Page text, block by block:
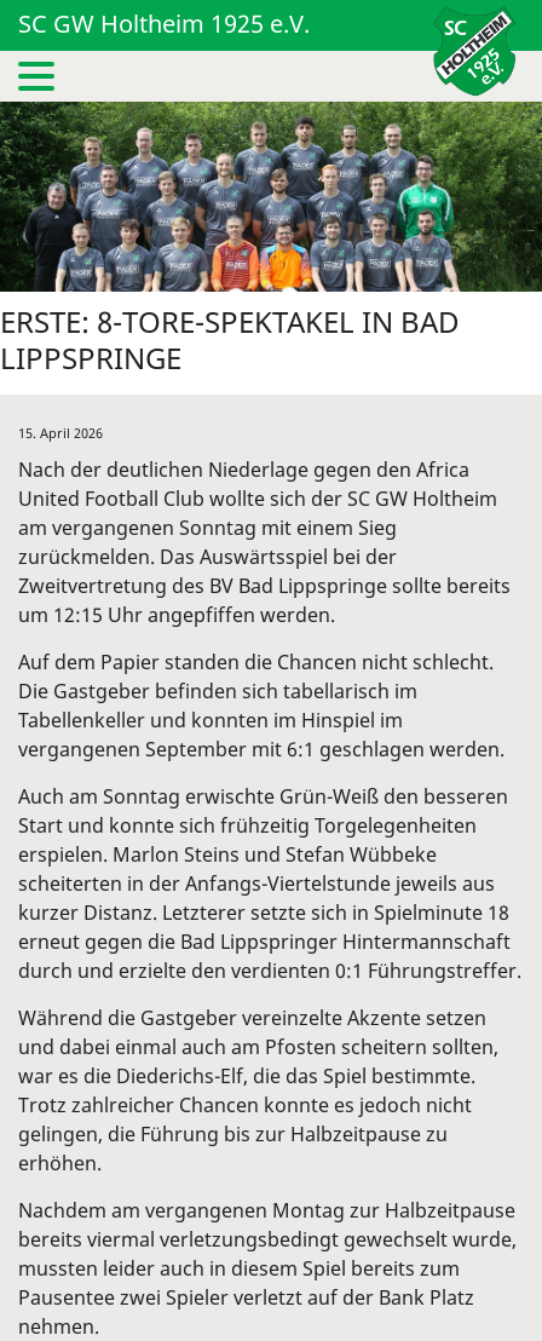
SC GW Holtheim 1925 e.V.
ERSTE: 8-TORE-SPEKTAKEL IN BAD
LIPPSPRINGE
15. April 2026
Nach der deutlichen Niederlage gegen den Africa
United Football Club wollte sich der SC GW Holtheim
am vergangenen Sonntag mit einem Sieg
zurückmelden. Das Auswärtsspiel bei der
Zweitvertretung des BV Bad Lippspringe sollte bereits
um 12:15 Uhr angepfiffen werden.
Auf dem Papier standen die Chancen nicht schlecht.
Die Gastgeber befinden sich tabellarisch im
Tabellenkeller und konnten im Hinspiel im
vergangenen September mit 6:1 geschlagen werden.
Auch am Sonntag erwischte Grün-Weiß den besseren
Start und konnte sich frühzeitig Torgelegenheiten
erspielen. Marlon Steins und Stefan Wübbeke
scheiterten in der Anfangs-Viertelstunde jeweils aus
kurzer Distanz. Letzterer setzte sich in Spielminute 18
erneut gegen die Bad Lippspringer Hintermannschaft
durch und erzielte den verdienten 0:1 Führungstreffer.
Während die Gastgeber vereinzelte Akzente setzen
und dabei einmal auch am Pfosten scheitern sollten,
war es die Diederichs-Elf, die das Spiel bestimmte.
Trotz zahlreicher Chancen konnte es jedoch nicht
gelingen, die Führung bis zur Halbzeitpause zu
erhöhen.
Nachdem am vergangenen Montag zur Halbzeitpause
bereits viermal verletzungsbedingt gewechselt wurde,
mussten leider auch in diesem Spiel bereits zum
Pausentee zwei Spieler verletzt auf der Bank Platz
nehmen.